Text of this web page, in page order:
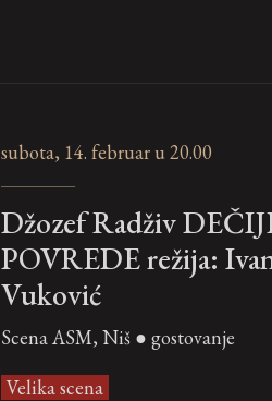
subota, 14. februar u 20.00
Džozef Radživ
POVREDE režija:
Vuković
Scena ASM, Niš ● gostovanje
Velika scena